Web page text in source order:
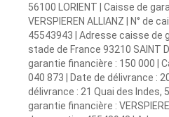
56100 LORIENT | Caisse de
VERSPIEREN ALLIANZ | N° de
45543943 | Adresse caisse de
stade de France 93210 SAINT
garantie financière : 150 000 |
040 873 | Date de délivrance :
délivrance : 21 Quai des Indes,
garantie financière :